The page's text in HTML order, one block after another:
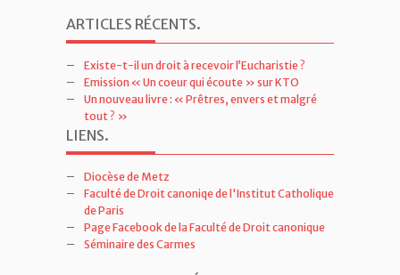
LIENS.
Diocèse de Metz
Faculté de Droit canoniqe de l'Institut Catholique
de Paris
Page Facebook de la Faculté de Droit canonique
Séminaire des Carmes
COMMENTAIRES RÉCENTS
Davin dans
l’Eucharistie ?
OlivierdansExiste-t-il un droit à recevoir